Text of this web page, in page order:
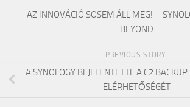
AZ INNOVÁCIÓ SOSEM ÁLL MEG! –
BEYOND
PREVIOUS STORY
A SYNOLOGY BEJELENTETTE A C2
ELÉRHETŐSÉGÉT